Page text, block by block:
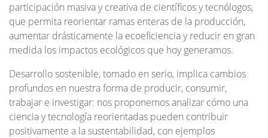
participación masiva y creativa de científicos y tecnólogos,
que permita reorientar ramas enteras de la producción,
aumentar drásticamente la ecoeficiencia y reducir en gran
medida los impactos ecológicos que hoy generamos.
Desarrollo sostenible, tomado en serio, implica cambios
profundos en nuestra forma de producir, consumir,
trabajar e investigar: nos proponemos analizar cómo una
ciencia y tecnología reorientadas pueden contribuir
positivamente a la sustentabilidad, con ejemplos